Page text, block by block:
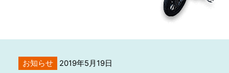
お知らせ 2019年5月19日